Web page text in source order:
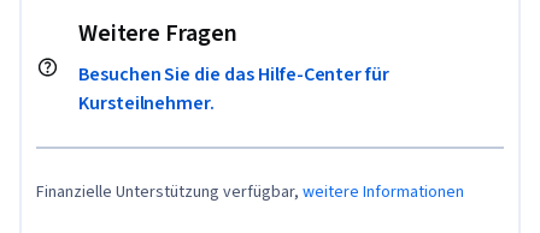
Weitere Fragen
Besuchen Sie die das Hilfe-Center für
Kursteilnehmer.
Finanzielle Unterstützung verfügbar, weitere Informationen